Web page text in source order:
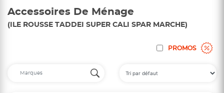
Accessoires De Ménage
(ILE ROUSSE TADDEI SUPER CALI SPAR MARCHE)
PROMOS